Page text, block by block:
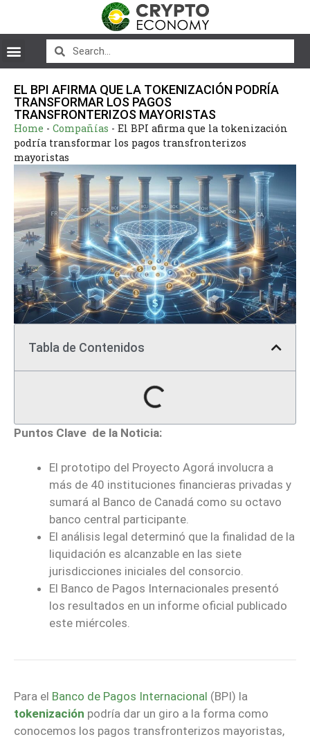
EL BPI AFIRMA QUE LA TOKENIZACIÓN PODRÍA
TRANSFORMAR LOS PAGOS
TRANSFRONTERIZOS MAYORISTAS
Home - Compañías - El BPI afirma que la tokenización
podría transformar los pagos transfronterizos
mayoristas
Tabla de Contenidos
Puntos Clave de la Noticia:
El prototipo del Proyecto Agorá involucra a
más de 40 instituciones financieras privadas y
sumará al Banco de Canadá como su octavo
banco central participante.
El análisis legal determinó que la finalidad de la
liquidación es alcanzable en las siete
jurisdicciones iniciales del consorcio.
El Banco de Pagos Internacionales presentó
los resultados en un informe oficial publicado
este miércoles.
Para el Banco de Pagos Internacional (BPI) la
tokenización podría dar un giro a la forma como
conocemos los pagos transfronterizos mayoristas,